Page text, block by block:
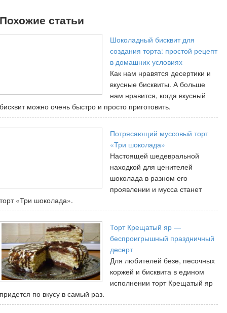
Похожие статьи
Шоколадный бисквит для
создания торта: простой рецепт
в домашних условиях
Как нам нравятся десертики и
вкусные бисквиты. А больше
нам нравится, когда вкусный
бисквит можно очень быстро и просто приготовить.
Потрясающий муссовый торт
«Три шоколада»
Настоящей шедевральной
находкой для ценителей
шоколада в разном его
проявлении и мусса станет
торт «Три шоколада».
Торт Крещатый яр —
беспроигрышный праздничный
десерт
Для любителей безе, песочных
коржей и бисквита в едином
исполнении торт Крещатый яр
придется по вкусу в самый раз.